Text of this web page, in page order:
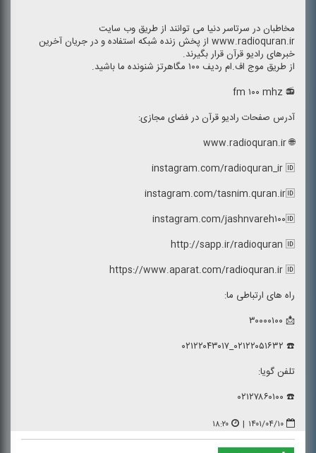
مخاطبان در سرتاسر دنیا می توانند از طریق وب سایت
www.radioquran.ir از پخش زنده شبكه استفاده و در جریان آخرین
خبرهای رادیو قرآن قرار بگیرند.
از طریق موج اف.ام ردیف ۱۰۰ مگاهرتز شنونده ما باشید.
📻 fm ۱۰۰ mhz
آدرس صفحات رادیو قرآن در فضای مجازی:
🌐 www.radioquran.ir
instagram.com/radioquran_ir 🆔
instagram.com/tasnim.quran.ir🆔
instagram.com/jashnvareh۱۰۰🆔
http://sapp.ir/radioquran 🆔
https://www.aparat.com/radioquran.ir 🆔
راه های ارتباطی ما:
📩 ۳۰۰۰۰۱۰۰
☎️ ۰۲۱۲۲۰۵۱۶۳۲_۰۲۱۲۲۰۴۳۰۱۷
تلفن گویا:
☎️ ۰۲۱۲۷۸۶۰۱۰۰
۱۴۰۱/۰۴/۱۰ | ۱۸:۲۰